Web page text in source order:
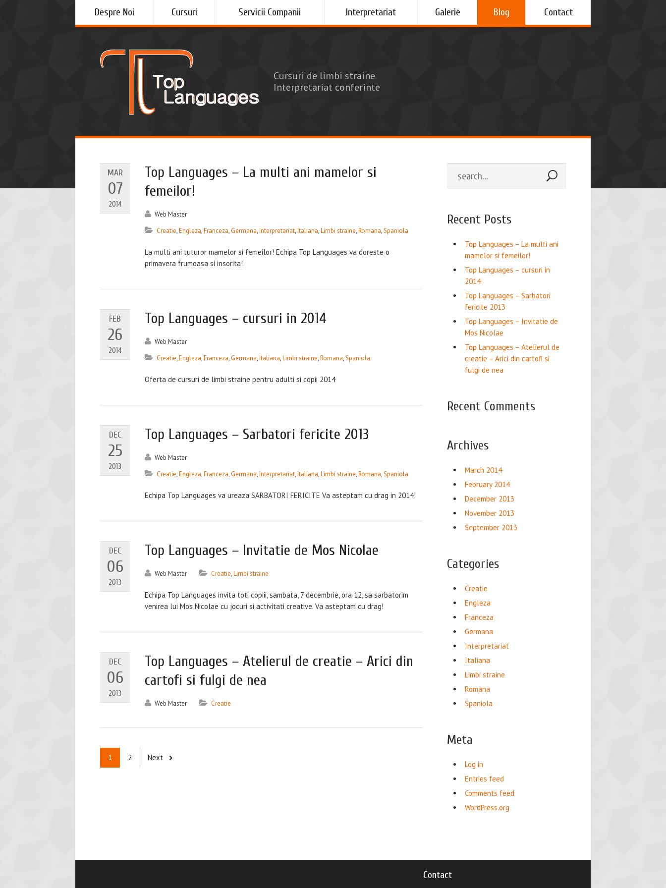
Despre Noi Cursuri Servicii Companii Interpretariat Galerie Blog Contact
Cursuri de limbi straine
Interpretariat conferinte
Top Languages – La multi ani mamelor si
femeilor!
MAR
07
2014
Web Master
Creatie,Engleza,Franceza,Germana,Interpretariat,Italiana,Limbi straine,Romana,Spaniola
La multi ani tuturor mamelor si femeilor! Echipa Top Languages va doreste o
primavera frumoasa si insorita!
Top Languages – cursuri in 2014
FEB
26
2014
Web Master
Creatie,Engleza,Franceza,Germana,Italiana,Limbi straine,Romana,Spaniola
Oferta de cursuri de limbi straine pentru adulti si copii 2014
Top Languages – Sarbatori fericite 2013
DEC
25
2013
Web Master
Creatie,Engleza,Franceza,Germana,Interpretariat,Italiana,Limbi straine,Romana,Spaniola
Echipa Top Languages va ureaza SARBATORI FERICITE Va asteptam cu drag in 2014!
Top Languages – Invitatie de Mos Nicolae
DEC
06
2013
Web Master Creatie,Limbi straine
Echipa Top Languages invita toti copiii, sambata, 7 decembrie, ora 12, sa sarbatorim
venirea lui Mos Nicolae cu jocuri si activitati creative. Va asteptam cu drag!
Top Languages – Atelierul de creatie – Arici din
cartofi si fulgi de nea
DEC
06
2013
Web Master Creatie
1 2 Next
Recent Posts
Top Languages – La multi ani
mamelor si femeilor!
Top Languages – cursuri in
2014
Top Languages – Sarbatori
fericite 2013
Top Languages – Invitatie de
Mos Nicolae
Top Languages – Atelierul de
creatie – Arici din cartofi si
fulgi de nea
Recent Comments
Archives
March 2014
February 2014
December 2013
November 2013
September 2013
Categories
Creatie
Engleza
Franceza
Germana
Interpretariat
Italiana
Limbi straine
Romana
Spaniola
Meta
Log in
Entries feed
Comments feed
WordPress.org
Contact